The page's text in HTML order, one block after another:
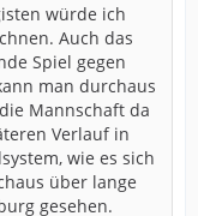
würde ich
Auch das
Spiel gegen
man durchaus
Mannschaft da
Verlauf in
wie es sich
über lange
gesehen.